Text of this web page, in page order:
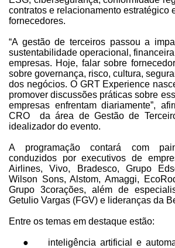
contratos e relacionamento estratégico
fornecedores.
“A gestão de terceiros passou a
sustentabilidade operacional,
empresas. Hoje, falar sobre
sobre governança, risco, cultura,
dos negócios. O GRT Experience
promover discussões práticas sobre
empresas enfrentam diariamente”,
CRO da área de Gestão de
idealizador do evento.
A programação contará com
conduzidos por executivos de
Airlines, Vivo, Bradesco, Grupo
Wilson Sons, Alstom, Amaggi,
Grupo 3corações, além de
Getulio Vargas (FGV) e lideranças da
Entre os temas em destaque estão:
●
inteligência artificial e